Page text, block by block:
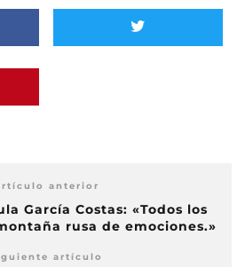
anterior
García Costas: «Todos los
rusa de emociones.»
artículo